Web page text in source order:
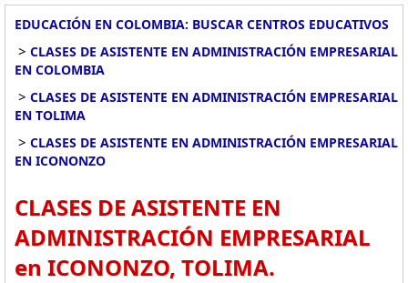
EDUCACIÓN EN COLOMBIA: BUSCAR CENTROS EDUCATIVOS
> CLASES DE ASISTENTE EN ADMINISTRACIÓN EMPRESARIAL
EN COLOMBIA
> CLASES DE ASISTENTE EN ADMINISTRACIÓN EMPRESARIAL
EN TOLIMA
> CLASES DE ASISTENTE EN ADMINISTRACIÓN EMPRESARIAL
EN ICONONZO
CLASES DE ASISTENTE EN
ADMINISTRACIÓN EMPRESARIAL
en ICONONZO, TOLIMA.